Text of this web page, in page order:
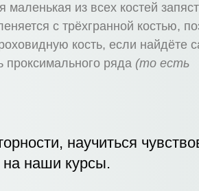
маленькая из всех костей
с трёхгранной костью,
кость, если найдёте
проксимального ряда (то есть
научиться
на наши курсы.